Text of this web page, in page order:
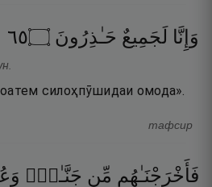
وَإِنَّا لَجَمِيعٌ حَـٰذِرُونَ ۝٥٦
силоҳпӯшидаи омода».
тафсир
فَأَخْرَجْنَـٰهُم مِّن جَنَّـٰتٍۢ